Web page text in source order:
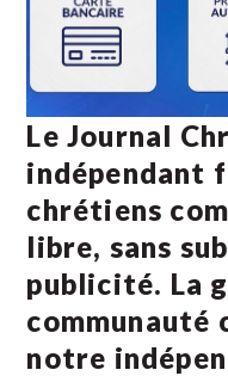
Le Journal
indépendant
chrétiens
libre, sans
publicité. La
communauté
notre